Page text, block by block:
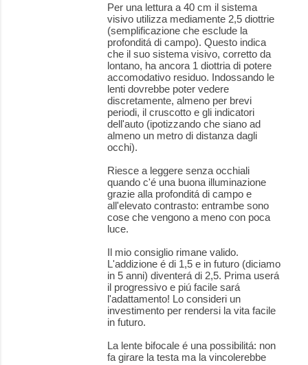
Per una lettura a 40 cm il sistema
visivo utilizza mediamente 2,5 diottrie
(semplificazione che esclude la
profonditá di campo). Questo indica
che il suo sistema visivo, corretto da
lontano, ha ancora 1 diottria di potere
accomodativo residuo. Indossando le
lenti dovrebbe poter vedere
discretamente, almeno per brevi
periodi, il cruscotto e gli indicatori
dell'auto (ipotizzando che siano ad
almeno un metro di distanza dagli
occhi).
Riesce a leggere senza occhiali
quando c'é una buona illuminazione
grazie alla profonditá di campo e
all'elevato contrasto: entrambe sono
cose che vengono a meno con poca
luce.
Il mio consiglio rimane valido.
L'addizione é di 1,5 e in futuro (diciamo
in 5 anni) diventerá di 2,5. Prima userá
il progressivo e piú facile sará
l'adattamento! Lo consideri un
investimento per rendersi la vita facile
in futuro.
La lente bifocale é una possibilitá: non
fa girare la testa ma la vincolerebbe